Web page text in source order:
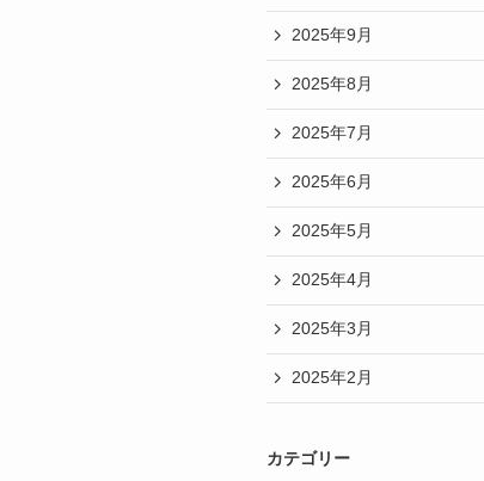
2025年9月
2025年8月
2025年7月
2025年6月
2025年5月
2025年4月
2025年3月
2025年2月
カテゴリー